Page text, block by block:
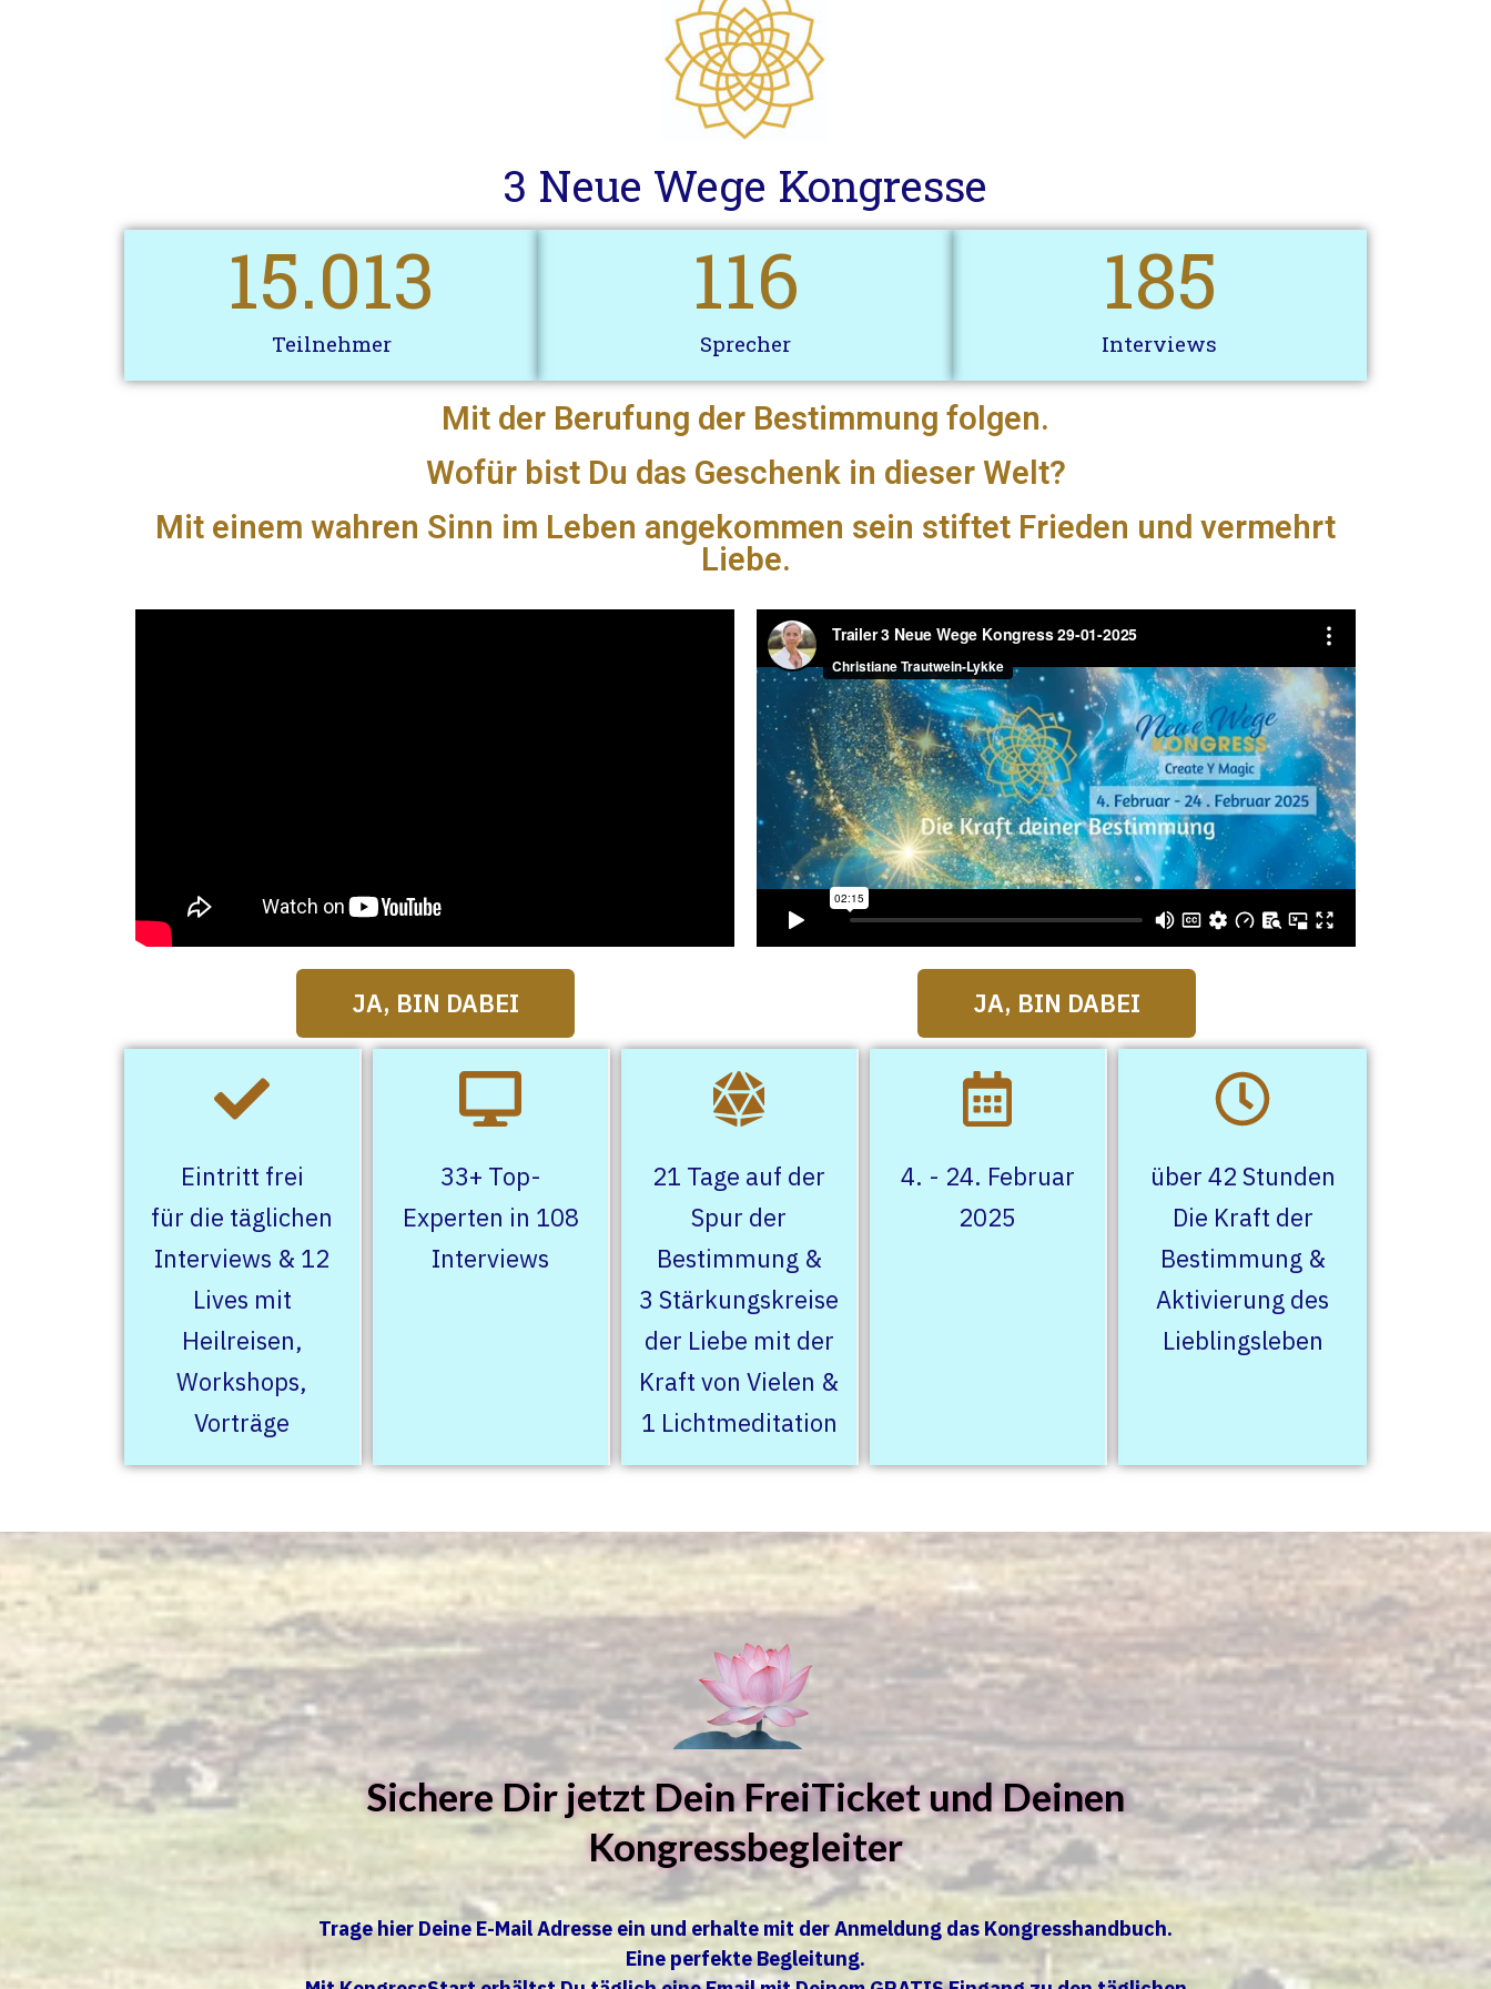
3 Neue Wege Kongresse
15.013
Teilnehmer
116
Sprecher
185
Interviews
Mit der Berufung der Bestimmung folgen.
Wofür bist Du das Geschenk in dieser Welt?
Mit einem wahren Sinn im Leben angekommen sein stiftet Frieden und vermehrt
Liebe.
JA, BIN DABEI JA, BIN DABEI
Eintritt frei
für die täglichen
Interviews & 12
Lives mit
Heilreisen,
Workshops,
Vorträge
33+ Top-
Experten in 108
Interviews
21 Tage auf der
Spur der
Bestimmung &
3 Stärkungskreise
der Liebe mit der
Kraft von Vielen &
1 Lichtmeditation
4. - 24. Februar
2025
über 42 Stunden
Die Kraft der
Bestimmung &
Aktivierung des
Lieblingsleben
Sichere Dir jetzt Dein FreiTicket und Deinen
Kongressbegleiter
Trage hier Deine E-Mail Adresse ein und erhalte mit der Anmeldung das Kongresshandbuch.
Eine perfekte Begleitung.